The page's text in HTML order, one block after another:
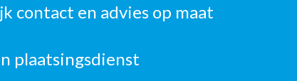
contact en advies op maat
plaatsingsdienst